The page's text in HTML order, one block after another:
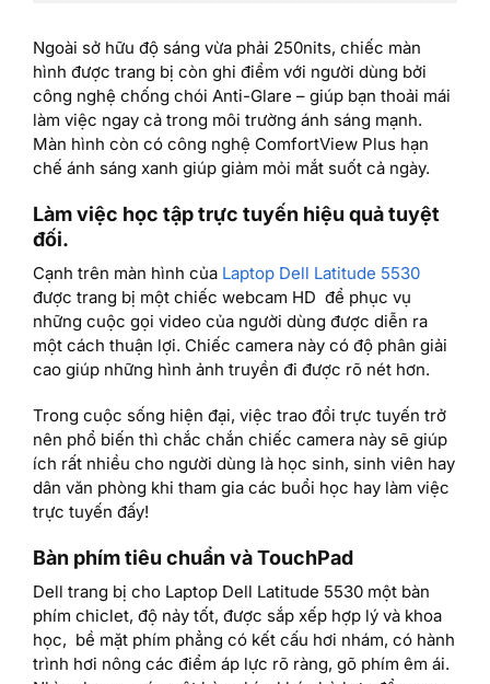
Ngoài sở hữu độ sáng vừa phải 250nits, chiếc màn
hình được trang bị còn ghi điểm với người dùng bởi
công nghệ chống chói Anti-Glare – giúp bạn thoải mái
làm việc ngay cả trong môi trường ánh sáng mạnh.
Màn hình còn có công nghệ ComfortView Plus hạn
chế ánh sáng xanh giúp giảm mỏi mắt suốt cả ngày.
Làm việc học tập trực tuyến hiệu quả tuyệt
đối.
Cạnh trên màn hình của Laptop Dell Latitude 5530
được trang bị một chiếc webcam HD để phục vụ
những cuộc gọi video của người dùng được diễn ra
một cách thuận lợi. Chiếc camera này có độ phân giải
cao giúp những hình ảnh truyền đi được rõ nét hơn.
Trong cuộc sống hiện đại, việc trao đổi trực tuyến trở
nên phổ biến thì chắc chắn chiếc camera này sẽ giúp
ích rất nhiều cho người dùng là học sinh, sinh viên hay
dân văn phòng khi tham gia các buổi học hay làm việc
trực tuyến đấy!
Bàn phím tiêu chuẩn và TouchPad
Dell trang bị cho Laptop Dell Latitude 5530 một bàn
phím chiclet, độ nảy tốt, được sắp xếp hợp lý và khoa
học, bề mặt phím phẳng có kết cấu hơi nhám, có hành
trình hơi nông các điểm áp lực rõ ràng, gõ phím êm ái.